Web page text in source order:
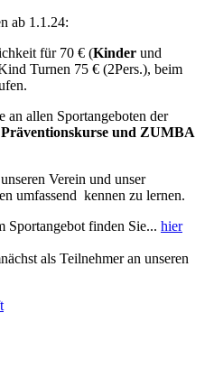
ab 1.1.24:
für 70 € (Kinder und
Turnen 75 € (2Pers.), beim
an allen Sportangeboten der
und ZUMBA
Verein und unser
umfassend kennen zu lernen.
Sportangebot finden Sie... hier
als Teilnehmer an unseren